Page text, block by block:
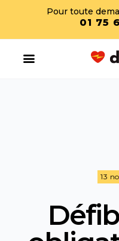
Pour toute
01 75
13